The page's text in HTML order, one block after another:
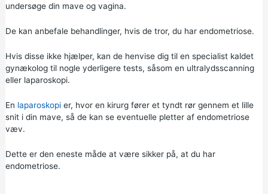
undersøge din mave og vagina.
De kan anbefale behandlinger, hvis de tror, du har endometriose.
Hvis disse ikke hjælper, kan de henvise dig til en specialist kaldet
gynækolog til nogle yderligere tests, såsom en ultralydsscanning
eller laparoskopi.
En laparoskopier, hvor en kirurg fører et tyndt rør gennem et lille
snit i din mave, så de kan se eventuelle pletter af endometriose
væv.
Dette er den eneste måde at være sikker på, at du har
endometriose.